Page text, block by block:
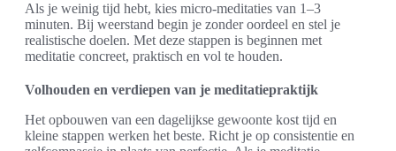
Als je weinig tijd hebt, kies micro-meditaties van 1–3
minuten. Bij weerstand begin je zonder oordeel en stel je
realistische doelen. Met deze stappen is beginnen met
meditatie concreet, praktisch en vol te houden.
Volhouden en verdiepen van je meditatiepraktijk
Het opbouwen van een dagelijkse gewoonte kost tijd en
kleine stappen werken het beste. Richt je op consistentie en